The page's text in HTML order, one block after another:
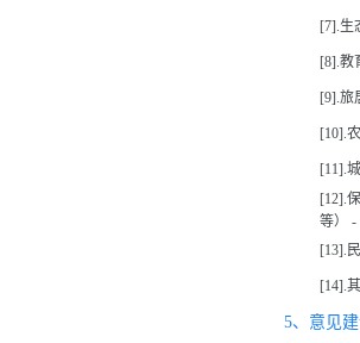
[7].生
[8].教
[9].旅
[10].
[11].
[12].
等） -
[13].
[14].
5、意见